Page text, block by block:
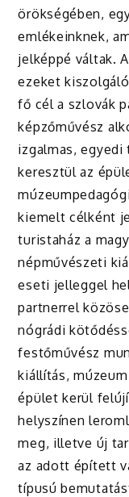
örökségében,
emlékeinknek,
jelképpé váltak.
ezeket
fő cél a szlovák
képzőművész
izgalmas, egyedi
keresztül az
kiemelt célként
turistaház a
népművészeti
eseti jelleggel
partnerrel
nógrádi
festőművész
kiállítás,
épület kerül
helyszínen
meg, illetve új
az adott épített
típusú